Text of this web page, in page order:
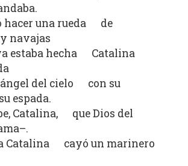
hacer una rueda de
navajas
estaba hecha Catalina
ángel del cielo con su
espada.
Catalina, que Dios del
Catalina cayó un marinero